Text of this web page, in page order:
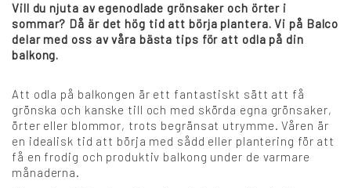
+
Språk:
SV DK NO FI DE
Vill du njuta av egenodlade grönsaker och örter i
sommar? Då är det hög tid att börja plantera. Vi på Balco
delar med oss av våra bästa tips för att odla på din
balkong.
Att odla på balkongen är ett fantastiskt sätt att få
grönska och kanske till och med skörda egna grönsaker,
örter eller blommor, trots begränsat utrymme. Våren är
en idealisk tid att börja med sådd eller plantering för att
få en frodig och produktiv balkong under de varmare
månaderna.